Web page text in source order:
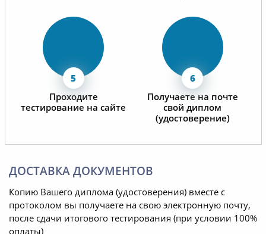
Проходите
тестирование на сайте
Получаете на почте
свой диплом
(удостоверение)
ДОСТАВКА ДОКУМЕНТОВ
Копию Вашего диплома (удостоверения) вместе с
протоколом вы получаете на свою электронную почту,
после сдачи итогового тестирования (при условии 100%
оплаты)